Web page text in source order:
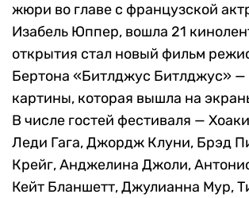
жюри во главе с французской
Изабель Юппер, вошла 21
открытия стал новый фильм
Бертона «Битлджус Битлджус»
картины, которая вышла на
В числе гостей фестиваля —
Леди Гага, Джордж Клуни, Брэд
Крейг, Анджелина Джоли,
Кейт Бланшетт, Джулианна Мур,